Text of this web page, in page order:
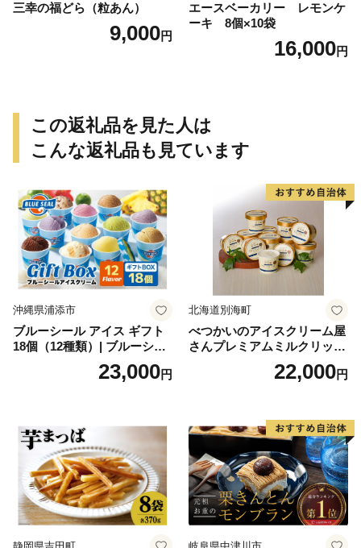
三幸の福どら（粒あん）
9,000円
エースベーカリー レモンケ
ーキ 8個×10袋
16,000円
この返礼品を見た人は
こんな返礼品も見ています
沖縄県浦添市
ブルーシール アイス ギフト
18個（12種類）| ブルーシー
ルアイス ブルーシールアイ
スクリーム 着日指定可能 送
誕生日 カップ 詰め合わせ バ
ラエティ | バニラ チョコレー
ト ストロベリー ピスタチオ
バニラ＆クッキー ウベ 沖縄
紅イモ 塩ちんすこう 沖縄シ
ークヮーサー 沖縄黒糖 琉球
ロイヤルミルクティ 沖縄パ
イン
23,000円
北海道別海町
べつかいのアイスクリーム屋
さんプレミアムミルクリッチ
12個（AP-01）（ 北海道アイ
ス 北海道産アイス アイス ア
道産アイス 道産アイスクリ
ーム ギフト 詰合せ 詰め合わ
せ ふるさと納税 ）
22,000円